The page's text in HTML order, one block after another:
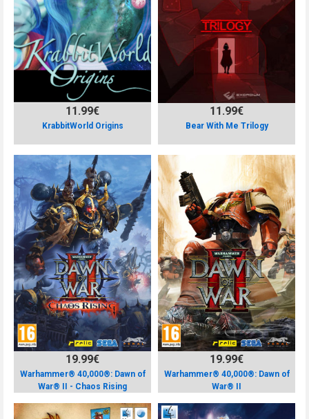
KrabbitWorld Origins
11.99€
Bear With Me Trilogy
11.99€
Warhammer® 40,000®: Dawn of
War® II - Chaos Rising
19.99€
Warhammer® 40,000®: Dawn of
War® II
19.99€